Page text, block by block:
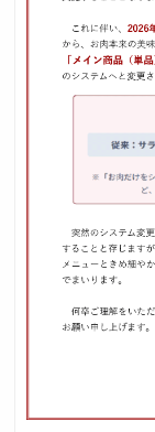
採用トップ
新卒採用
中途採用